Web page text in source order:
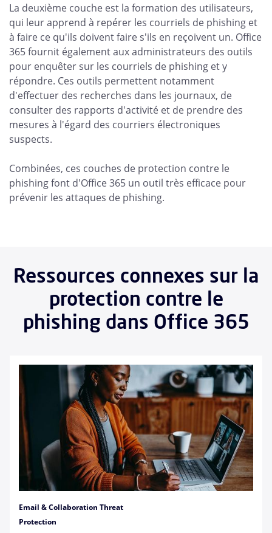
La deuxième couche est la formation des utilisateurs,
qui leur apprend à repérer les courriels de phishing et
à faire ce qu'ils doivent faire s'ils en reçoivent un. Office
365 fournit également aux administrateurs des outils
pour enquêter sur les courriels de phishing et y
répondre. Ces outils permettent notamment
d'effectuer des recherches dans les journaux, de
consulter des rapports d'activité et de prendre des
mesures à l'égard des courriers électroniques
suspects.
Combinées, ces couches de protection contre le
phishing font d'Office 365 un outil très efficace pour
prévenir les attaques de phishing.
Ressources connexes sur la
protection contre le
phishing dans Office 365
Email & Collaboration Threat
Protection